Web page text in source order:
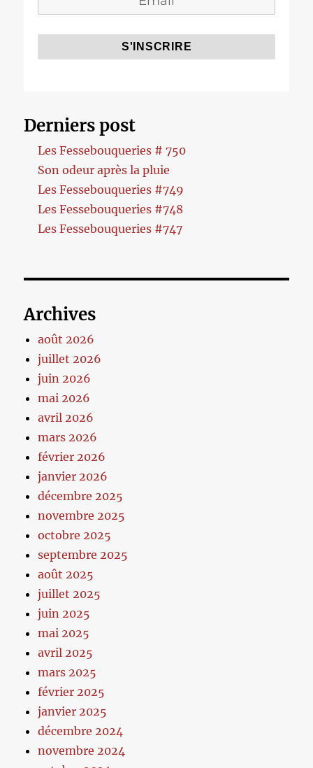
Derniers post
Les Fessebouqueries # 750
Son odeur après la pluie
Les Fessebouqueries #749
Les Fessebouqueries #748
Les Fessebouqueries #747
Archives
août 2026
juillet 2026
juin 2026
mai 2026
avril 2026
mars 2026
février 2026
janvier 2026
décembre 2025
novembre 2025
octobre 2025
septembre 2025
août 2025
juillet 2025
juin 2025
mai 2025
avril 2025
mars 2025
février 2025
janvier 2025
décembre 2024
novembre 2024